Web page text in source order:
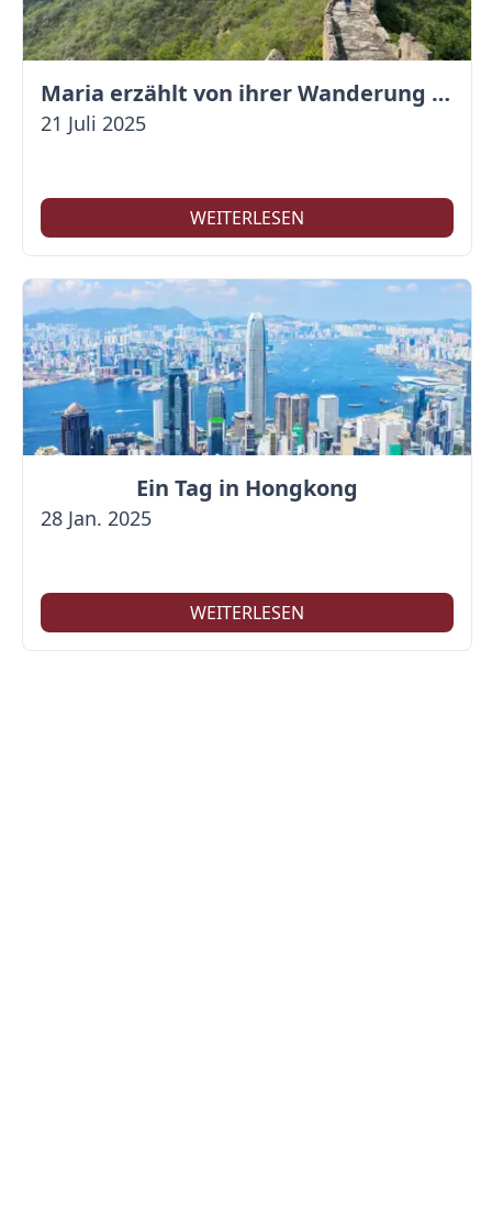
Maria erzählt von ihrer Wanderung auf der Großen Mauer
21 Juli 2025
WEITERLESEN
Ein Tag in Hongkong
28 Jan. 2025
WEITERLESEN